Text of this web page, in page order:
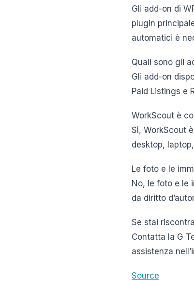
Gli add-on di
plugin
automatici è
Quali sono gli
Gli add-on
Paid Listings e
WorkScout è
Sì, WorkScout
desktop,
Le foto e le
No, le foto e le
da diritto
Se stai
Contatta la G
assistenza
Source